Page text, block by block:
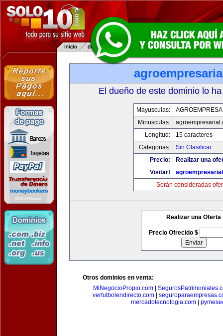
El dueño de este dominio lo
Mayusculas:
Minusculas:
Longitud:
15 caracteres
Categorias:
Sin Clasificar
Precio:
Realizar una
Visitar!
Serán consideradas
Realizar una Oferta
Precio Ofrecido $
Otros dominios en venta:
MiNegocioPropio.com|
verfutbolendirecto.com|
mercadotecnologia.com